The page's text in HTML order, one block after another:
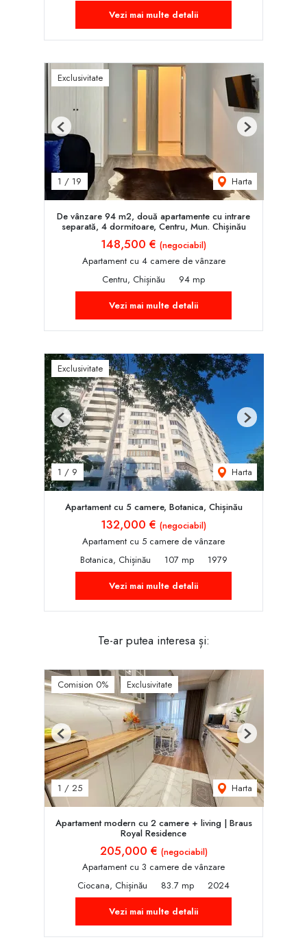
Vezi mai multe detalii
Exclusivitate
1 / 19 Harta
Previous Next
De vânzare 94 m2, două apartamente cu intrare
separată, 4 dormitoare, Centru, Mun. Chișinău
148,500 € (negociabil)
Apartament cu 4 camere de vânzare
Centru, Chișinău
94 mp
Vezi mai multe detalii
Exclusivitate
1 / 9 Harta
Previous Next
Apartament cu 5 camere, Botanica, Chișinău
132,000 € (negociabil)
Apartament cu 5 camere de vânzare
Botanica, Chișinău
107 mp
1979
Vezi mai multe detalii
Te-ar putea interesa și:
Comision 0% Exclusivitate
1 / 25 Harta
Previous Next
Apartament modern cu 2 camere + living | Braus
Royal Residence
205,000 € (negociabil)
Apartament cu 3 camere de vânzare
Ciocana, Chișinău
83.7 mp
2024
Vezi mai multe detalii